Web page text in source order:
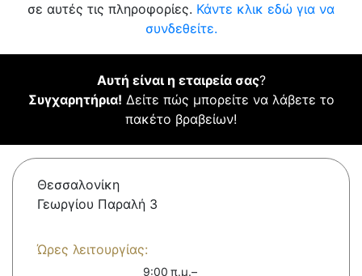
σε αυτές τις πληροφορίες. Κάντε κλικ εδώ για να
συνδεθείτε.
Αυτή είναι η εταιρεία σας?
Συγχαρητήρια! Δείτε πώς μπορείτε να λάβετε το
πακέτο βραβείων!
Θεσσαλονίκη
Γεωργίου Παραλή 3
Ώρες λειτουργίας:
9:00 π.μ.–